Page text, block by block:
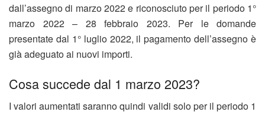
dall’assegno di marzo 2022 e riconosciuto per il periodo 1°
marzo 2022 – 28 febbraio 2023. Per le domande
presentate dal 1° luglio 2022, il pagamento dell’assegno è
già adeguato ai nuovi importi.
Cosa succede dal 1 marzo 2023?
I valori aumentati saranno quindi validi solo per il periodo 1